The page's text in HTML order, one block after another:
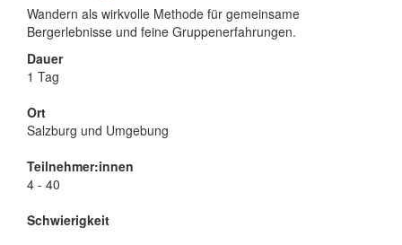
Wandern als wirkvolle Methode für gemeinsame
Bergerlebnisse und feine Gruppenerfahrungen.
Dauer
1 Tag
Ort
Salzburg und Umgebung
Teilnehmer:innen
4 - 40
Schwierigkeit